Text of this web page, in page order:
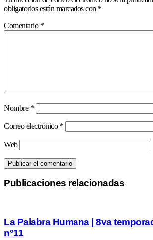
obligatorios están marcados con *
Comentario *
Nombre *
Correo electrónico *
Web
Publicaciones relacionadas
La Palabra Humana | 8va
n°11